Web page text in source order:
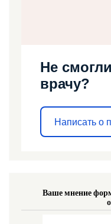
Не
врачу?
Написать о
Ваше мнение